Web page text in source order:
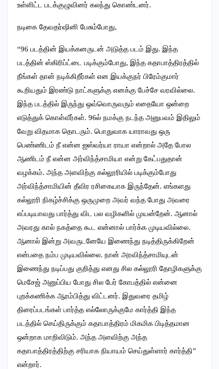
உள்ளிட்ட படக்குழுவினர் கலந்து கொண்டனர்.
நடிகை தேவதர்ஷினி பேசும்போது,
“96 படத்தின் இயக்கனருடன் அடுத்த படம் இது. இந்த
படத்தின் ஸ்கிரிப்ட்டை படிக்கும்போது, இந்த கதாபாத்திரத்தில்
நீங்கள் தான் நடிக்கிறீர்கள் என இயக்குநர் பிரேம்குமார்
கூறியதும் இரண்டு நாட்களுக்கு எனக்கு பேச்சே வரவில்லை.
இந்த படத்தில் இருந்து ஒவ்வொருவரும் எதையோ ஒன்றை
எடுத்துக் கொள்வீர்கள். 96ல் நமக்கு நடந்த அனுபவம் இதிலும்
வேறு விதமாக தொடரும். பொதுவாக யாராவது ஒரு
பெண்ணிடம் நீ என்ன ஐஸ்வர்யா ராயா என்றால் அதே போல
ஆணிடம் நீ என்ன அர்விந்த்சாமியா என்று கேட்பதுதான்
வழக்கம். அந்த அளவிற்கு கல்லூரியில் படிக்கும்போது
அர்விந்த்சாமியின் தீவிர ரசிகையாக இருந்தேன். எங்களது
கல்லூரி நிகழ்ச்சிக்கு ஒருமுறை அவர் வந்த போது அவரை
எப்படியாவது பார்த்து விட பல வழிகளில் முயன்றேன். ஆனால்
அவரது கால் நகத்தை கூட என்னால் பார்க்க முடியவில்லை.
ஆனால் இன்று அவருடனேயே இணைந்து நடித்திருக்கிறேன்
என்பதை நம்ப முடியவில்லை. நான் அரவிந்த்சாமியுடன்
இணைந்து நடிப்பது குறித்து எனது சில கல்லூரி தோழிகளுக்கு
மெசேஜ் அனுப்பிய போது சில பேர் கோபத்தில் என்னை
புறக்கணிக்க ஆரம்பித்து விட்டனர். இதுவரை தமிழ்
திரைப்படங்கள் பார்த்த எல்லோருக்குமே கார்த்தி இந்த
படத்தில் செய்திருக்கும் கதாபாத்திரம் மிகமிக பிடித்தமான
ஒன்றாக மாறிவிடும். அந்த அளவிற்கு அந்த
கதாபாத்திரத்திற்கு சரியாக நியாயம் செய்துள்ளார் கார்த்தி”
என்றார்.